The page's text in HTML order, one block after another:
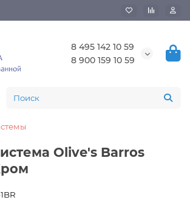
8 495 142 10 59
8 900 159 10 59
Olive's Barros